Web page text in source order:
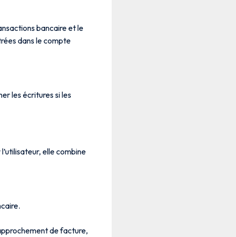
bancaire et le
dans le compte
les écritures si les
elle combine
de facture,